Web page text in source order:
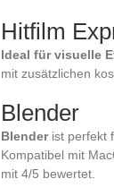
Hitfilm
Ideal für visuelle
mit zusätzlichen
Blender
Blenderist perfekt
Kompatibel mit
mit 4/5 bewertet.